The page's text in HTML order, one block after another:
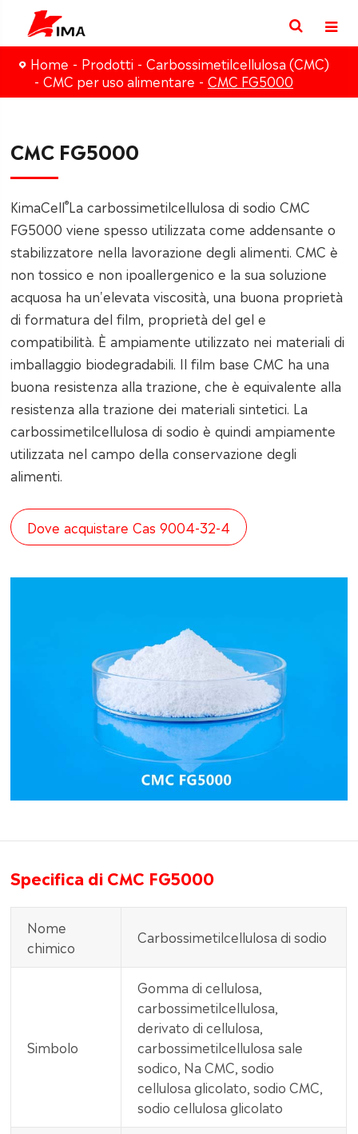
Home Prodotti
Carbossimetilcellulosa (CMC)
CMC per uso alimentare
CMC FG5000
CMC FG5000
KimaCell®La carbossimetilcellulosa di sodio CMC
FG5000 viene spesso utilizzata come addensante o
stabilizzatore nella lavorazione degli alimenti. CMC è
non tossico e non ipoallergenico e la sua soluzione
acquosa ha un'elevata viscosità, una buona proprietà
di formatura del film, proprietà del gel e
compatibilità. È ampiamente utilizzato nei materiali di
imballaggio biodegradabili. Il film base CMC ha una
buona resistenza alla trazione, che è equivalente alla
resistenza alla trazione dei materiali sintetici. La
carbossimetilcellulosa di sodio è quindi ampiamente
utilizzata nel campo della conservazione degli
alimenti.
Dove acquistare Cas 9004-32-4
Specifica di CMC FG5000
Nome
chimico
Carbossimetilcellulosa di sodio
Simbolo
Gomma di cellulosa,
carbossimetilcellulosa,
derivato di cellulosa,
carbossimetilcellulosa sale
sodico, Na CMC, sodio
cellulosa glicolato, sodio CMC,
sodio cellulosa glicolato